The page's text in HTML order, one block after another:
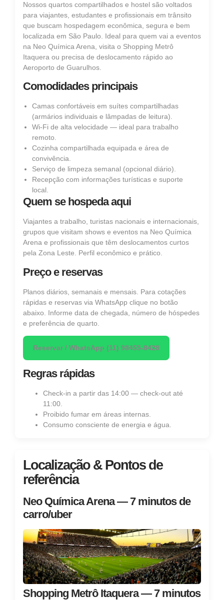
Nossos quartos compartilhados e hostel são voltados
para viajantes, estudantes e profissionais em trânsito
que buscam hospedagem econômica, segura e bem
localizada em São Paulo. Ideal para quem vai a eventos
na Neo Química Arena, visita o Shopping Metrô
Itaquera ou precisa de deslocamento rápido ao
Aeroporto de Guarulhos.
Comodidades principais
Camas confortáveis em suítes compartilhadas
(armários individuais e lâmpadas de leitura).
Wi‑Fi de alta velocidade — ideal para trabalho
remoto.
Cozinha compartilhada equipada e área de
convivência.
Serviço de limpeza semanal (opcional diário).
Recepção com informações turísticas e suporte
local.
Quem se hospeda aqui
Viajantes a trabalho, turistas nacionais e internacionais,
grupos que visitam shows e eventos na Neo Química
Arena e profissionais que têm deslocamentos curtos
pela Zona Leste. Perfil econômico e prático.
Preço e reservas
Planos diários, semanais e mensais. Para cotações
rápidas e reservas via WhatsApp clique no botão
abaixo. Informe data de chegada, número de hóspedes
e preferência de quarto.
Reservar / WhatsApp (11) 98455‑8428
Regras rápidas
Check‑in a partir das 14:00 — check‑out até
11:00.
Proibido fumar em áreas internas.
Consumo consciente de energia e água.
Localização & Pontos de
referência
Neo Química Arena — 7 minutos de
carro/uber
Shopping Metrô Itaquera — 7 minutos